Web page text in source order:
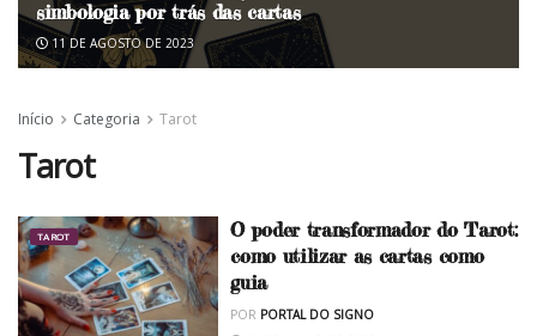
simbologia por trás das cartas
11 DE AGOSTO DE 2023
Início Categoria Tarot
Tarot
TAROT
O poder transformador do Tarot:
como utilizar as cartas como
guia
POR PORTAL DO SIGNO